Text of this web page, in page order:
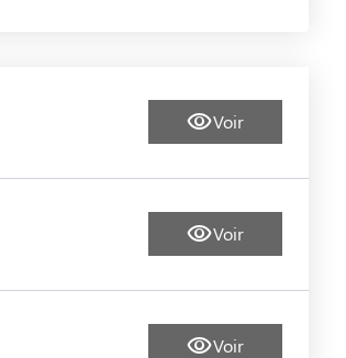
Voir
Voir
Voir